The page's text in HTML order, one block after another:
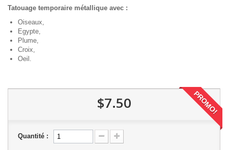
Tatouage temporaire métallique avec :
Oiseaux,
Egypte,
Plume,
Croix,
Oeil.
$7.50 PROMO!
Quantité :